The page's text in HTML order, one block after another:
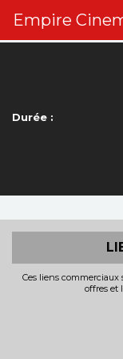
Empire
Durée :
Ces liens
offres et